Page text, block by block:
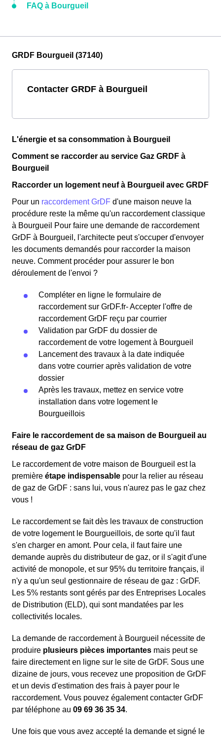
FAQ à Bourgueil
GRDF Bourgueil (37140)
Contacter GRDF à Bourgueil
L'énergie et sa consommation à Bourgueil
Comment se raccorder au service Gaz GRDF à
Bourgueil
Raccorder un logement neuf à Bourgueil avec GRDF
Pour un raccordement GrDF d'une maison neuve la
procédure reste la même qu'un raccordement classique
à Bourgueil Pour faire une demande de raccordement
GrDF à Bourgueil, l'architecte peut s'occuper d'envoyer
les documents demandés pour raccorder la maison
neuve. Comment procéder pour assurer le bon
déroulement de l'envoi ?
Compléter en ligne le formulaire de
raccordement sur GrDF.fr- Accepter l'offre de
raccordement GrDF reçu par courrier
Validation par GrDF du dossier de
raccordement de votre logement à Bourgueil
Lancement des travaux à la date indiquée
dans votre courrier après validation de votre
dossier
Après les travaux, mettez en service votre
installation dans votre logement le
Bourgueillois
Faire le raccordement de sa maison de Bourgueil au
réseau de gaz GrDF
Le raccordement de votre maison de Bourgueil est la
première étape indispensable pour la relier au réseau
de gaz de GrDF : sans lui, vous n'aurez pas le gaz chez
vous !
Le raccordement se fait dès les travaux de construction
de votre logement le Bourgueillois, de sorte qu'il faut
s'en charger en amont. Pour cela, il faut faire une
demande auprès du distributeur de gaz, or il s'agit d'une
activité de monopole, et sur 95% du territoire français, il
n'y a qu'un seul gestionnaire de réseau de gaz : GrDF.
Les 5% restants sont gérés par des Entreprises Locales
de Distribution (ELD), qui sont mandatées par les
collectivités locales.
La demande de raccordement à Bourgueil nécessite de
produire plusieurs pièces importantes mais peut se
faire directement en ligne sur le site de GrDF. Sous une
dizaine de jours, vous recevez une proposition de GrDF
et un devis d'estimation des frais à payer pour le
raccordement. Vous pouvez également contacter GrDF
par téléphone au 09 69 36 35 34.
Une fois que vous avez accepté la demande et signé le